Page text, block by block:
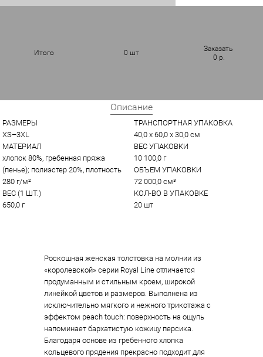
Итого 0 шт
Заказать
0 р.
Описание
РАЗМЕРЫ
XS–3XL
МАТЕРИАЛ
хлопок 80%, гребенная пряжа
(пенье); полиэстер 20%, плотность
280 г/м²
ВЕС (1 ШТ.)
650,0 г
ТРАНСПОРТНАЯ УПАКОВКА
40,0 x 60,0 x 30,0 см
ВЕС УПАКОВКИ
10 100,0 г
ОБЪЕМ УПАКОВКИ
72 000,0 см³
КОЛ-ВО В УПАКОВКЕ
20 шт
Роскошная женская толстовка на молнии из
«королевской» серии Royal Line отличается
продуманным и стильным кроем, широкой
линейкой цветов и размеров. Выполнена из
исключительно мягкого и нежного трикотажа с
эффектом peach touch: поверхность на ощупь
напоминает бархатистую кожицу персика.
Благодаря основе из гребенного хлопка
кольцевого прядения прекрасно подходит для